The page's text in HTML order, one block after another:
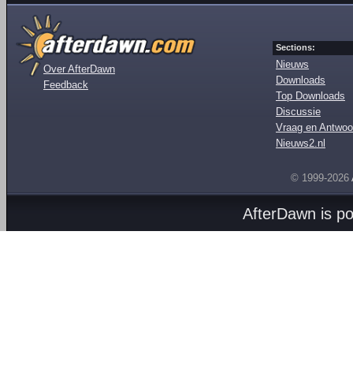
Over AfterDawn
Feedback
Sections:
Nieuws
Downloads
Top Downloads
Discussie
Vraag en
Nieuws2.nl
© 1999-2026
AfterDawn is